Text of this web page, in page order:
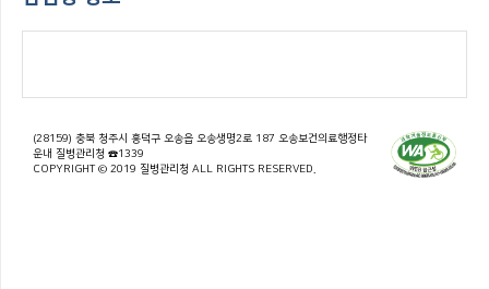
(28159) 충북 청주시 흥덕구 오송읍 오송생명2로 187 오송보건의료행정타
운내 질병관리청 ☎1339
COPYRIGHT © 2019 질병관리청 ALL RIGHTS RESERVED.